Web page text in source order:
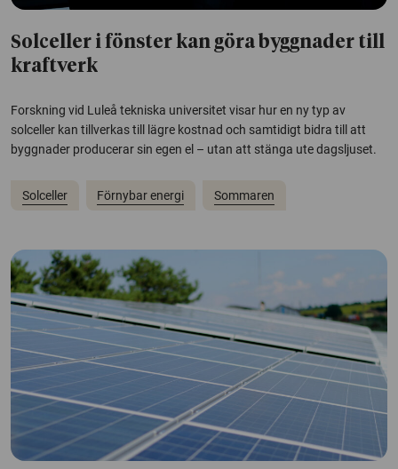
Solceller i fönster kan göra byggnader till
kraftverk
Forskning vid Luleå tekniska universitet visar hur en ny typ av
solceller kan tillverkas till lägre kostnad och samtidigt bidra till att
byggnader producerar sin egen el – utan att stänga ute dagsljuset.
Solceller Förnybar energi Sommaren